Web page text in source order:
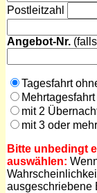
Postleitzahl
Angebot-Nr. (
Tagesfahrt
mit 2
mit 3 oder
Bitte unbedingt
auswählen:
ausgeschriebene